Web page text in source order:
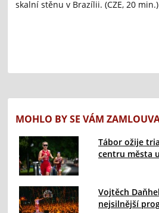
skalní stěnu v Brazílii. (CZE, 20 min.)
MOHLO BY SE VÁM
Tábor ožije
centru města
Vojtěch
nejsilnější